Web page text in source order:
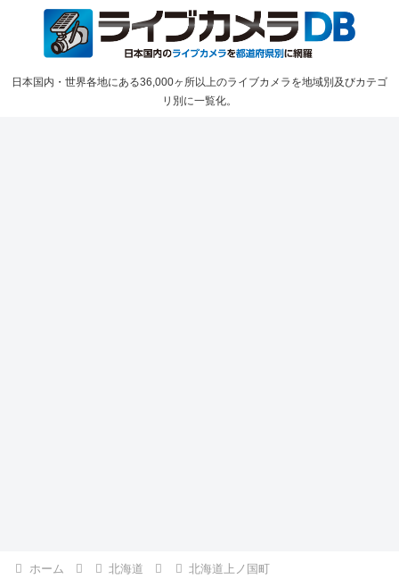
日本国内・世界各地にある36,000ヶ所以上のライブカメラを地域別及びカテゴ
リ別に一覧化。
ホーム 北海道 北海道上ノ国町